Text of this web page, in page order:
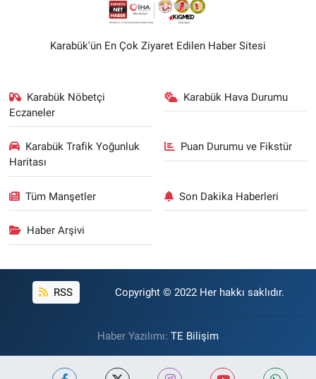
Karabük'ün En Çok Ziyaret Edilen Haber Sitesi
Karabük Nöbetçi
Eczaneler
Karabük Hava Durumu
Karabük Trafik Yoğunluk
Haritası
Puan Durumu ve Fikstür
Tüm Manşetler Son Dakika Haberleri
Haber Arşivi
RSS Copyright © 2022 Her hakkı saklıdır.
Haber Yazılımı: TE Bilişim